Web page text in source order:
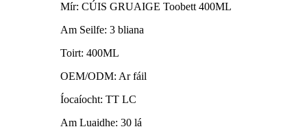
Mír: CÚIS GRUAIGE Toobett 400ML
Am Seilfe: 3 bliana
Toirt: 400ML
OEM/ODM: Ar fáil
Íocaíocht: TT LC
Am Luaidhe: 30 lá